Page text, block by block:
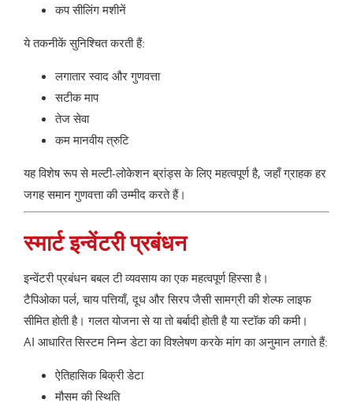
कप सीलिंग मशीनें
ये तकनीकें सुनिश्चित करती हैं:
लगातार स्वाद और गुणवत्ता
सटीक माप
तेज सेवा
कम मानवीय त्रुटि
यह विशेष रूप से मल्टी-लोकेशन ब्रांड्स के लिए महत्वपूर्ण है, जहाँ ग्राहक हर
जगह समान गुणवत्ता की उम्मीद करते हैं।
स्मार्ट इन्वेंटरी प्रबंधन
इन्वेंटरी प्रबंधन बबल टी व्यवसाय का एक महत्वपूर्ण हिस्सा है।
टैपिओका पर्ल, चाय पत्तियाँ, दूध और सिरप जैसी सामग्री की शेल्फ लाइफ
सीमित होती है। गलत योजना से या तो बर्बादी होती है या स्टॉक की कमी।
AI आधारित सिस्टम निम्न डेटा का विश्लेषण करके मांग का अनुमान लगाते हैं:
ऐतिहासिक बिक्री डेटा
मौसम की स्थिति